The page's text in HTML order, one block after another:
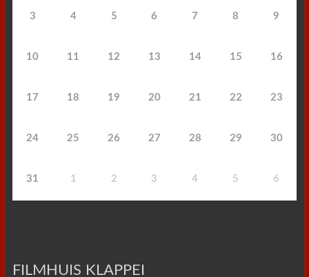
3 4 5 6 7 8 9
10 11 12 13 14 15 16
17 18 19 20 21 22 23
24 25 26 27 28 29 30
31 1 2 3 4 5 6
FILMHUIS KLAPPEI